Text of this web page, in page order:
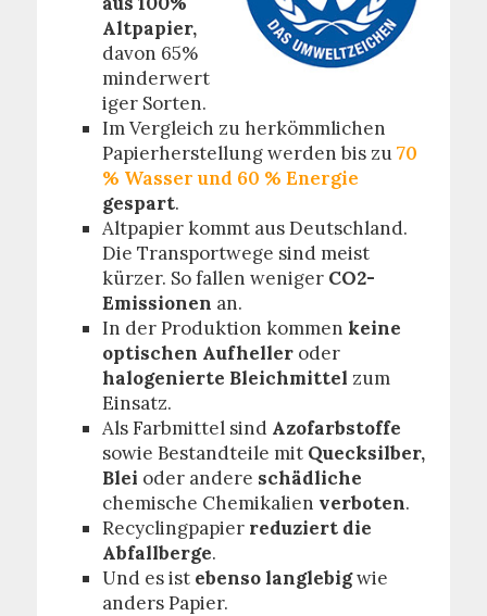
Altpapier,
davon 65%
minderwert
igerSorten.
Im Vergleich zu herkömmlichen
Papierherstellung werden bis zu70
% Wasser und 60 % Energie
gespart.
Altpapier kommt aus Deutschland.
Die Transportwege sind meist
kürzer. So fallen weniger CO2­
Emissionen an.
In der Produktion kommen keine
optischen Aufhelleroder
halogenierte Bleichmittel zum
Einsatz.
Als Farbmittel sind Azofarbstoffe
sowie Bestandteile mit Quecksilber,
Blei oder andere schädliche
chemische Chemikalien verboten.
Recyclingpapier reduziert die
Abfallberge.
Und es ist ebenso langlebigwie
anders Papier.